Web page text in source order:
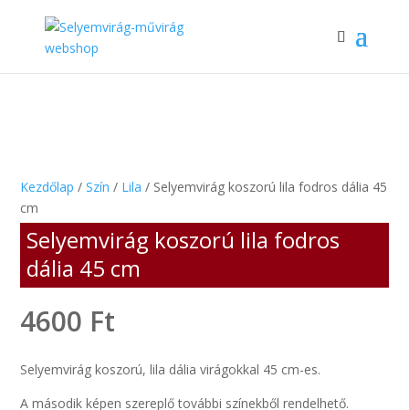
Kezdőlap /Szín / Lila / Selyemvirág koszorú lila fodros dália 45
cm
Selyemvirág koszorú lila fodros
dália 45 cm
4600 Ft
Selyemvirág koszorú, lila dália virágokkal 45 cm-es.
A második képen szereplő további színekből rendelhető.